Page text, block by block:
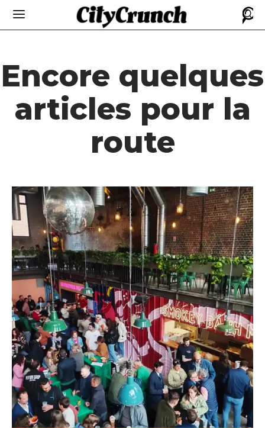
Encore quelques
articles pour la
route